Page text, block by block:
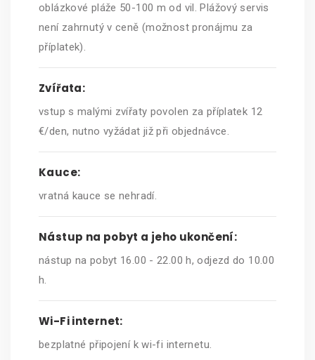
oblázkové pláže 50-100 m od vil. Plážový servis
není zahrnutý v ceně (možnost pronájmu za
příplatek).
Zvířata:
vstup s malými zvířaty povolen za příplatek 12
€/den, nutno vyžádat již při objednávce.
Kauce:
vratná kauce se nehradí.
Nástup na pobyt a jeho ukončení:
nástup na pobyt 16.00 - 22.00 h, odjezd do 10.00
h.
Wi-Fi internet:
bezplatné připojení k wi-fi internetu.